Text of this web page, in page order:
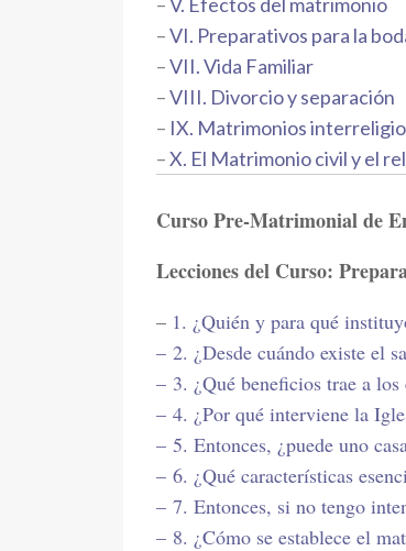
–VI. Preparativos para la
–VII. Vida Familiar
–VIII. Divorcio y separación
– IX. Matrimonios
–X. El Matrimonio civil y el
Curso Pre-Matrimonial de
Lecciones del Curso:
– 1. ¿Quién y para qué
– 2. ¿Desde cuándo existe el
– 3. ¿Qué beneficios trae a
– 4. ¿Por qué interviene la
– 5. Entonces, ¿puede uno
– 6. ¿Qué características
– 7. Entonces, si no tengo
– 8. ¿Cómo se establece el